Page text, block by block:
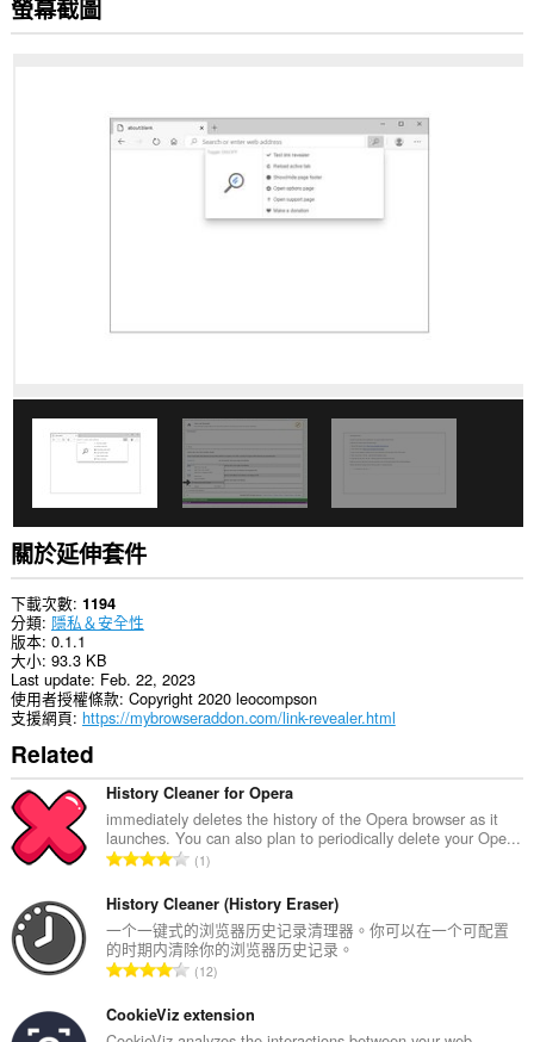
這
個
你
部
分
網
站
的
資
料。
螢幕截圖
關於延伸套件
下載次數 1194
分類 隱私＆安全性
版本 0.1.1
大小 93.3 KB
Last update Feb. 22, 2023
使用者授權條款 Copyright 2020 leocompson
支援網頁 https://mybrowseraddon.com/link-revealer.html
Related
History Cleaner for Opera
immediately deletes the history of the Opera browser as it
launches. You can also plan to periodically delete your Ope...
評
的
總
次
數
1
History Cleaner (History Eraser)
一个一键式的浏览器历史记录清理器。你可以在一个可配置
的时期内清除你的浏览器历史记录。
評
的
12
CookieViz extension